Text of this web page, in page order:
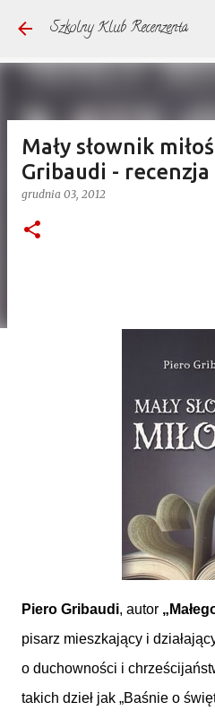
Przejdź do
Szkolny Klub Recenzenta
Mały słownik
Gribaudi - recenzja
grudnia 03, 2012
Piero Gribaudi, autor
pisarz mieszkający i
o duchowności i
takich dzieł jak „Baśnie o